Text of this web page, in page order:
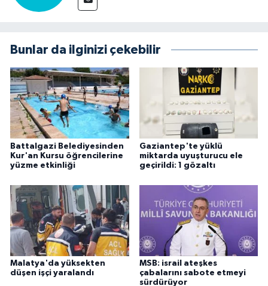
Bunlar da ilginizi çekebilir
Battalgazi Belediyesinden
Kur'an Kursu öğrencilerine
yüzme etkinliği
Gaziantep'te yüklü
miktarda uyuşturucu ele
geçirildi: 1 gözaltı
Malatya'da yüksekten
düşen işçi yaralandı
MSB: israil ateşkes
çabalarını sabote etmeyi
sürdürüyor